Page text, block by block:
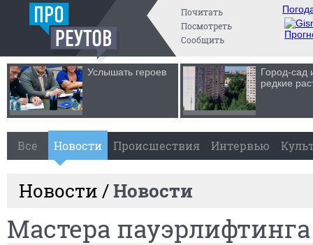
Почитать
Посмотреть
Сообщить
Услышать героев
Город-сад
редкие
Все Новости Происшествия Интервью
Новости /Новости
Мастера пауэрлифтинга